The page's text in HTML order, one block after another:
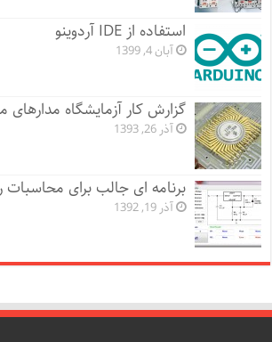
استفاده از IDE آردوینو
آبان 4, 1399
گزارش کار آزمایشگاه
آذر 26, 1393
برنامه ای جالب برای محاسبات
آذر 19, 1392